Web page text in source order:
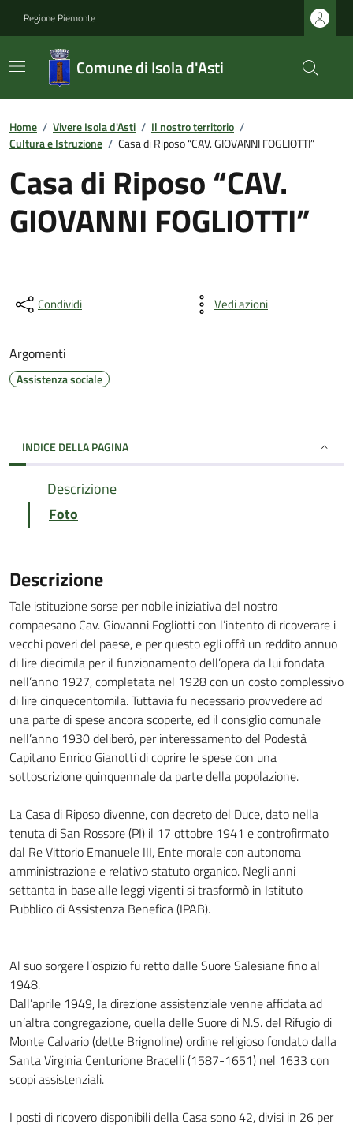
Regione Piemonte
Comune di Isola d'Asti
Home / Vivere Isola d'Asti / Il nostro territorio /
Cultura e Istruzione / Casa di Riposo “CAV. GIOVANNI FOGLIOTTI”
Casa di Riposo “CAV.
GIOVANNI FOGLIOTTI”
Condividi Vedi azioni
Argomenti
Assistenza sociale
INDICE DELLA PAGINA
Descrizione
Foto
Descrizione
Tale istituzione sorse per nobile iniziativa del nostro
compaesano Cav. Giovanni Fogliotti con l’intento di ricoverare i
vecchi poveri del paese, e per questo egli offrì un reddito annuo
di lire diecimila per il funzionamento dell’opera da lui fondata
nell’anno 1927, completata nel 1928 con un costo complessivo
di lire cinquecentomila. Tuttavia fu necessario provvedere ad
una parte di spese ancora scoperte, ed il consiglio comunale
nell’anno 1930 deliberò, per interessamento del Podestà
Capitano Enrico Gianotti di coprire le spese con una
sottoscrizione quinquennale da parte della popolazione.
La Casa di Riposo divenne, con decreto del Duce, dato nella
tenuta di San Rossore (PI) il 17 ottobre 1941 e controfirmato
dal Re Vittorio Emanuele III, Ente morale con autonoma
amministrazione e relativo statuto organico. Negli anni
settanta in base alle leggi vigenti si trasformò in Istituto
Pubblico di Assistenza Benefica (IPAB).
Al suo sorgere l’ospizio fu retto dalle Suore Salesiane fino al
1948.
Dall’aprile 1949, la direzione assistenziale venne affidata ad
un’altra congregazione, quella delle Suore di N.S. del Rifugio di
Monte Calvario (dette Brignoline) ordine religioso fondato dalla
Santa Virginia Centurione Bracelli (1587-1651) nel 1633 con
scopi assistenziali.
I posti di ricovero disponibili della Casa sono 42, divisi in 26 per